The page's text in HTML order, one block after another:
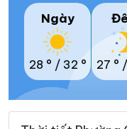
Ngày
28 ° / 32 ° 27 ° /